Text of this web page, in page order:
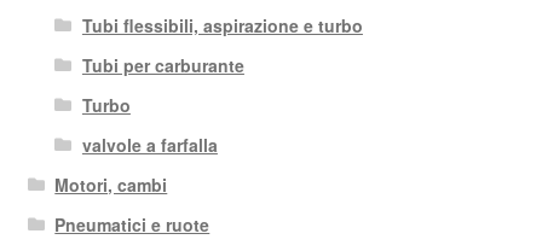
Tubi flessibili, aspirazione e turbo
Tubi per carburante
Turbo
valvole a farfalla
Motori, cambi
Pneumatici e ruote